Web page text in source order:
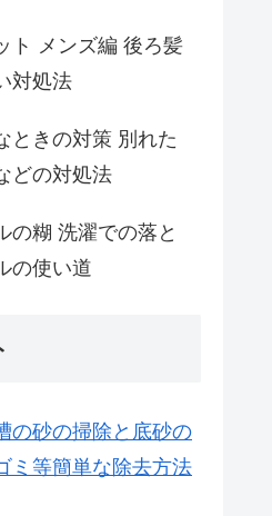
ト メンズ編 後ろ髪
対処法
ときの対策 別れた
どの対処法
の糊 洗濯での落と
の使い道
の砂の掃除と底砂の
ミ等簡単な除去方法